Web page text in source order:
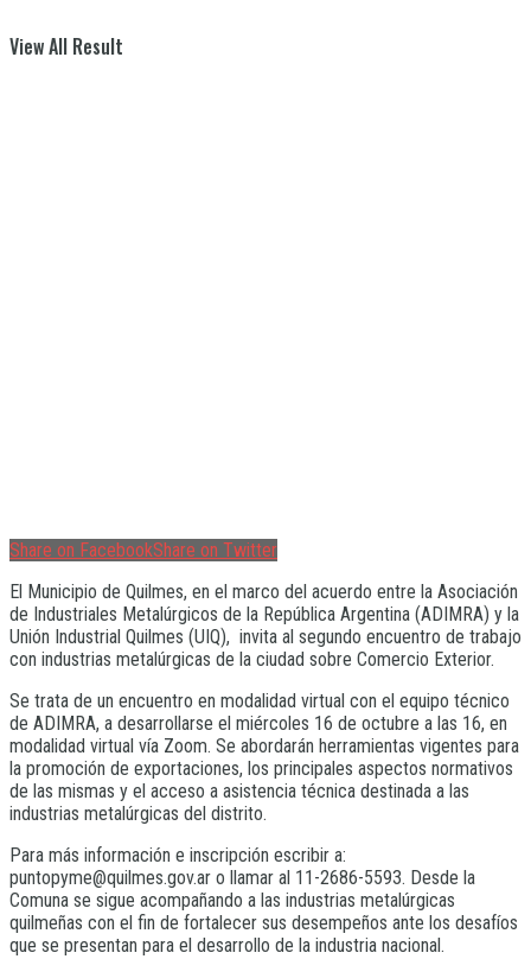
View All Result
Share on FacebookShare on Twitter
El Municipio de Quilmes, en el marco del acuerdo entre la Asociación
de Industriales Metalúrgicos de la República Argentina (ADIMRA) y la
Unión Industrial Quilmes (UIQ), invita al segundo encuentro de trabajo
con industrias metalúrgicas de la ciudad sobre Comercio Exterior.
Se trata de un encuentro en modalidad virtual con el equipo técnico
de ADIMRA, a desarrollarse el miércoles 16 de octubre a las 16, en
modalidad virtual vía Zoom. Se abordarán herramientas vigentes para
la promoción de exportaciones, los principales aspectos normativos
de las mismas y el acceso a asistencia técnica destinada a las
industrias metalúrgicas del distrito.
Para más información e inscripción escribir a:
puntopyme@quilmes.gov.ar o llamar al 11-2686-5593. Desde la
Comuna se sigue acompañando a las industrias metalúrgicas
quilmeñas con el fin de fortalecer sus desempeños ante los desafíos
que se presentan para el desarrollo de la industria nacional.